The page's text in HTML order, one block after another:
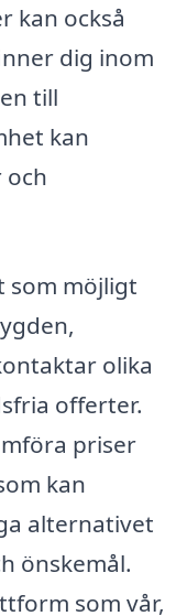
kan också
dig inom
till
kan
och
som möjligt
olika
offerter.
priser
kan
alternativet
önskemål.
som vår,